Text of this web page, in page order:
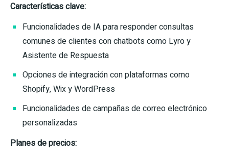
Características clave:
Funcionalidades de IA para responder consultas
comunes de clientes con chatbots como Lyro y
Asistente de Respuesta
Opciones de integración con plataformas como
Shopify, Wix y WordPress
Funcionalidades de campañas de correo electrónico
personalizadas
Planes de precios: